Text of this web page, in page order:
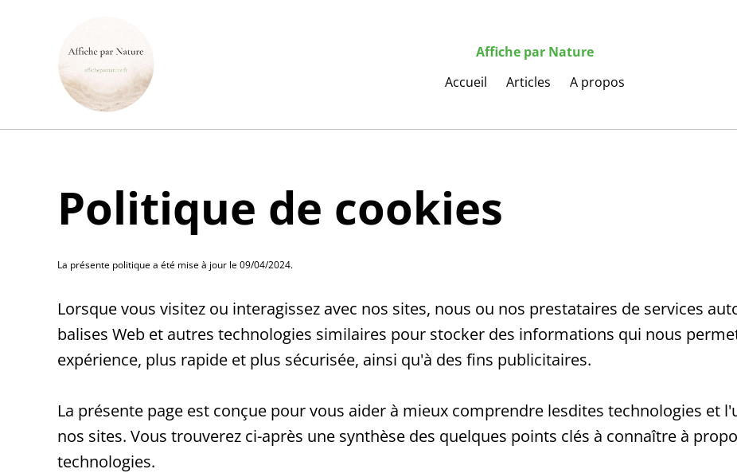
Affiche par Nature
Accueil
Articles A propos
Politique de cookies
La présente politique a été mise à jour le 09/04/2024.
Lorsque vous visitez ou interagissez avec nos sites, nous ou nos prestataires de services
balises Web et autres technologies similaires pour stocker des informations qui nous
expérience, plus rapide et plus sécurisée, ainsi qu'à des fins publicitaires.
La présente page est conçue pour vous aider à mieux comprendre lesdites technologies et
nos sites. Vous trouverez ci-après une synthèse des quelques points clés à connaître à
technologies.